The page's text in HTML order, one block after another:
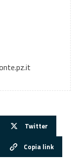
Twitter
Copia link